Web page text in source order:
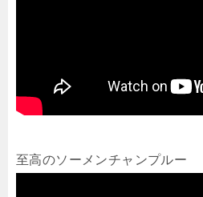
至高のソーメンチャンプルー